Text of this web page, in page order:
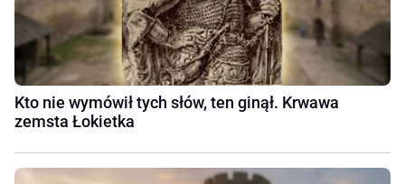
Kto nie wymówił tych słów, ten ginął. Krwawa
zemsta Łokietka